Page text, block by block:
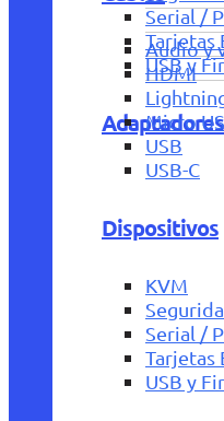
Serial /
Tarjetas
USB y
Audio y
HDMI
Micro
USB
USB-C
Dispositivos
KVM
Serial /
Tarjetas
USB y